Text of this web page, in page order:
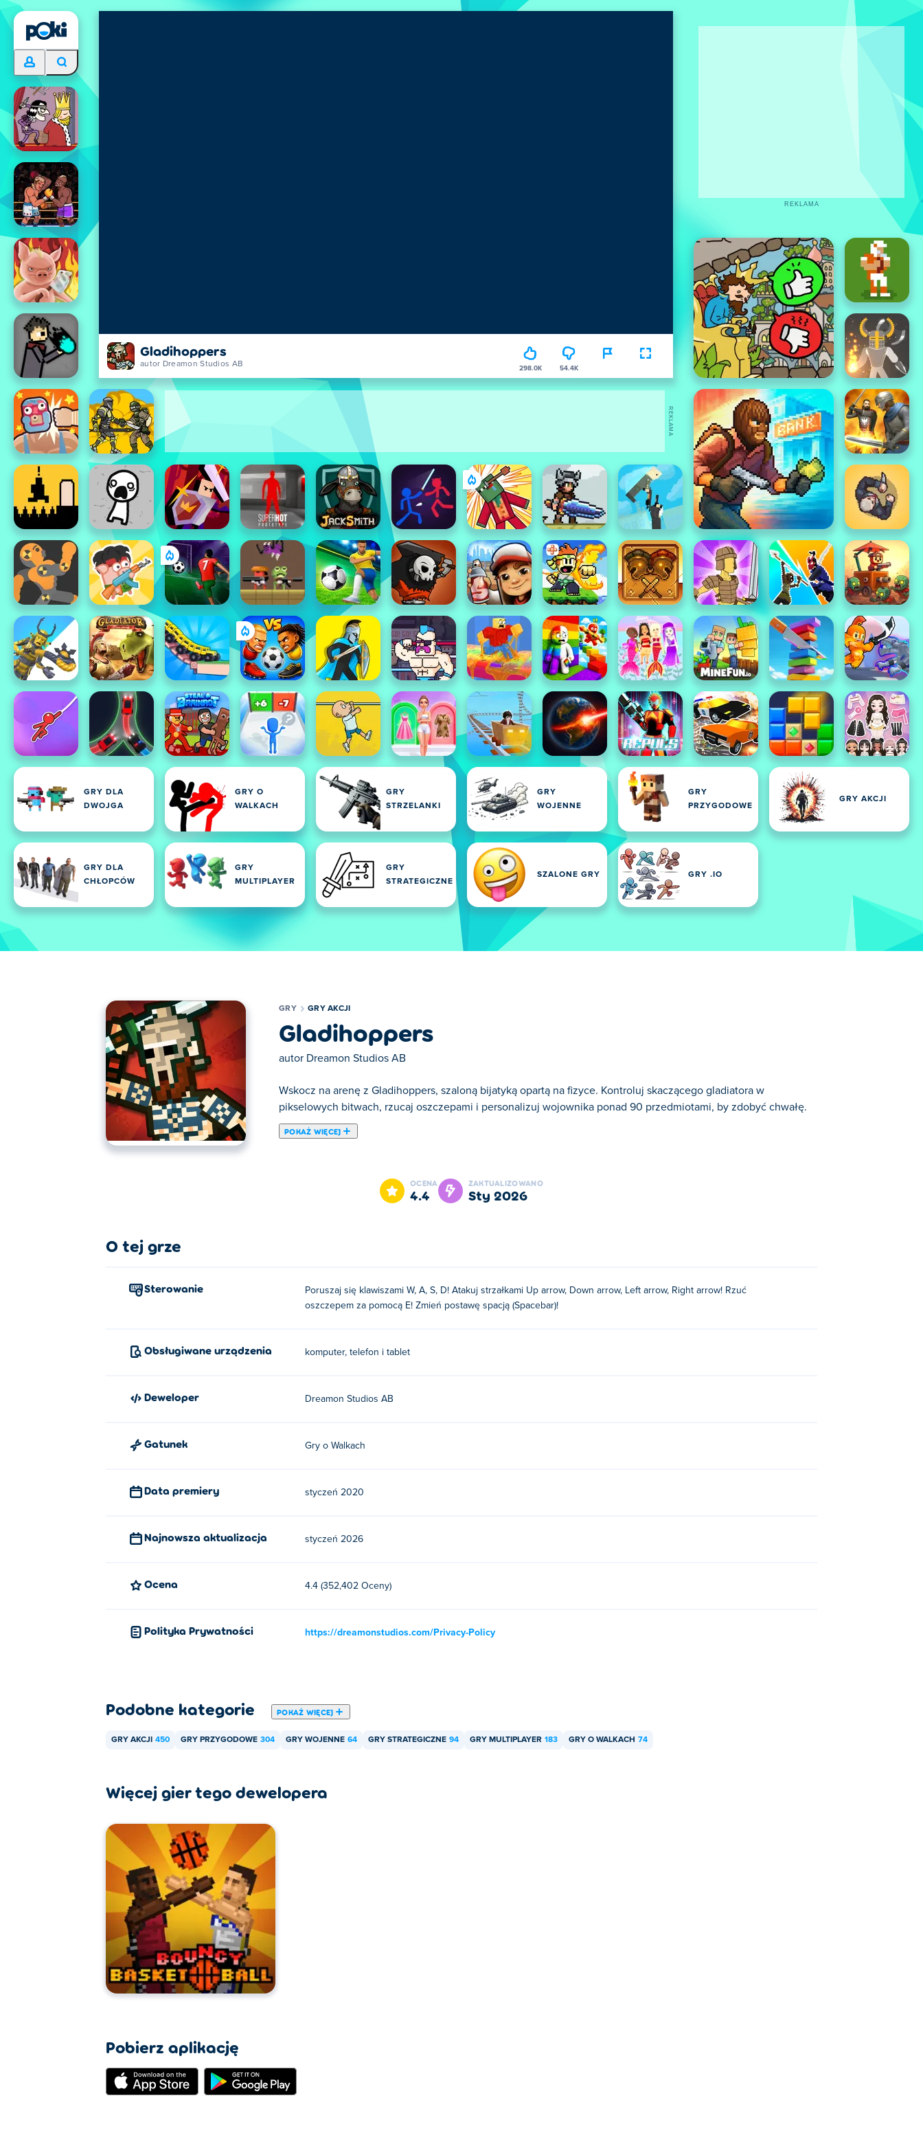
Gladihoppers
autor Dreamon Studios AB 298.0K 54.4K
GRY DLA
DWOJGA
GRY O
WALKACH
GRY
STRZELANKI
GRY
WOJENNE
GRY
PRZYGODOWE
GRY AKCJI
GRY DLA
CHŁOPCÓW
GRY
MULTIPLAYER
GRY
STRATEGICZNE
SZALONE GRY GRY .IO
REKLAMA
REKLAMA
GRY GRY AKCJI
Gladihoppers
autor Dreamon Studios AB
Wskocz na arenę z Gladihoppers, szaloną bijatyką opartą na fizyce. Kontroluj skaczącego gladiatora w
pikselowych bitwach, rzucaj oszczepami i personalizuj wojownika ponad 90 przedmiotami, by zdobyć chwałę.
POKAŻ WIĘCEJ
Tutaj możesz grać w Gladihoppers. Gladihoppers jest jedną z naszych ulubionych gier w kategorii: Gry Akcji.
OCENA
4.4
ZAKTUALIZOWANO
sty 2026
O tej grze
Sterowanie
Poruszaj się klawiszami W, A, S, D! Atakuj strzałkami Up arrow, Down arrow, Left arrow, Right arrow! Rzuć
oszczepem za pomocą E! Zmień postawę spacją (Spacebar)!
Obsługiwane urządzenia komputer, telefon i tablet
Deweloper Dreamon Studios AB
Gatunek Gry o Walkach
Data premiery styczeń 2020
Najnowsza aktualizacja styczeń 2026
Ocena 4.4 (352,402 Oceny)
Polityka Prywatności https://dreamonstudios.com/Privacy-Policy
Podobne kategorie POKAŻ WIĘCEJ
GRY AKCJI 450 GRY PRZYGODOWE 304 GRY WOJENNE 64 GRY STRATEGICZNE 94 GRY MULTIPLAYER 183 GRY O WALKACH 74
Więcej gier tego dewelopera
Pobierz aplikację